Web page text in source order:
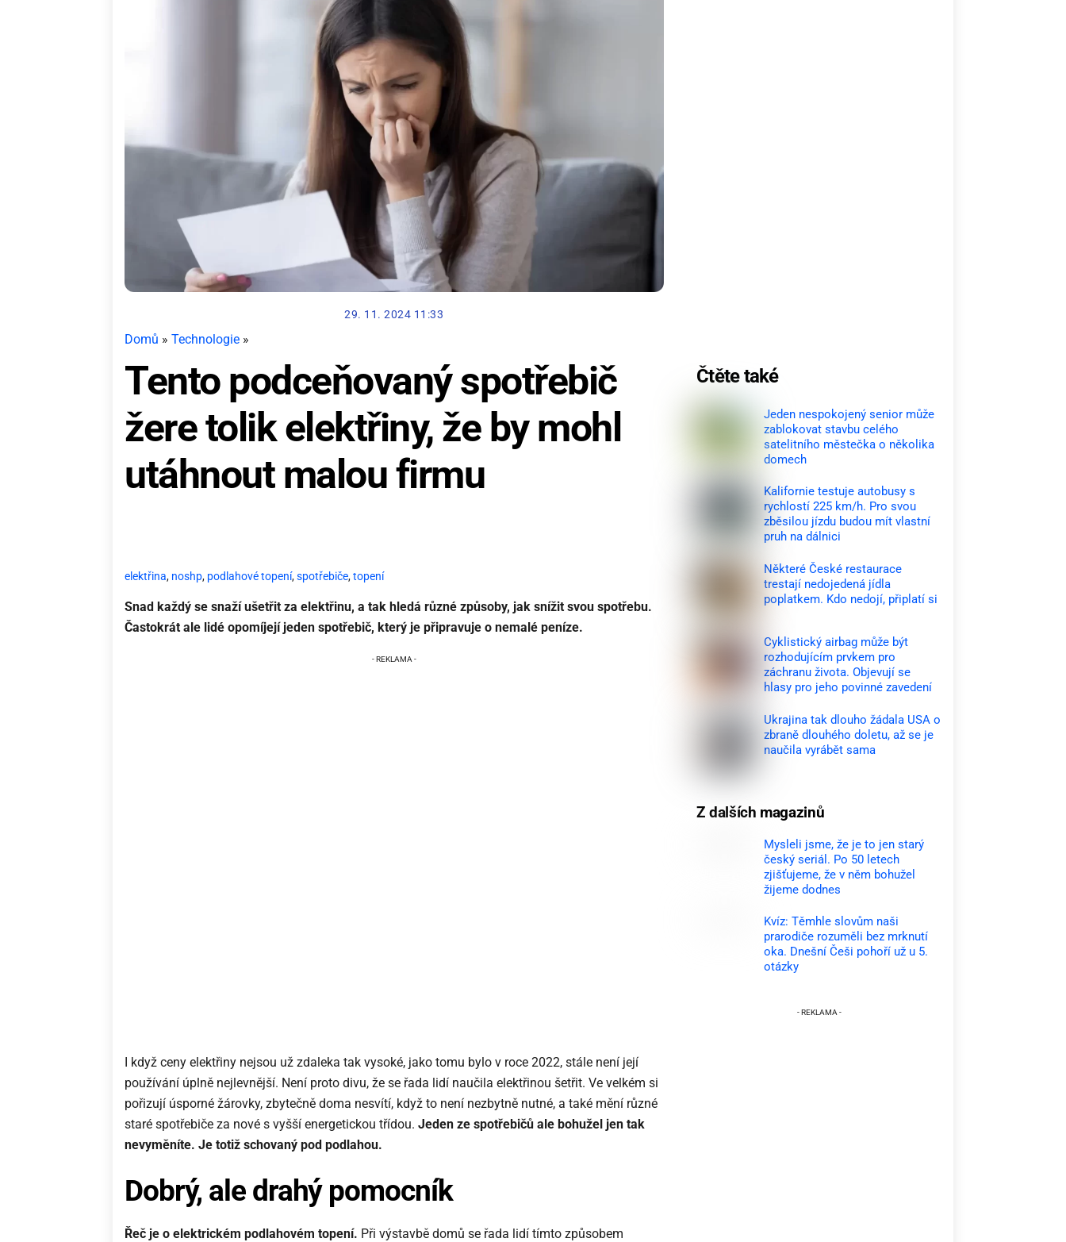
29. 11. 2024 11:33
Domů » Technologie »
Tento podceňovaný spotřebič
žere tolik elektřiny, že by mohl
utáhnout malou firmu
elektřina, noshp, podlahové topení,spotřebiče,topení
Snad každý se snaží ušetřit za elektřinu, a tak hledá různé způsoby, jak snížit svou spotřebu.
Častokrát ale lidé opomíjejí jeden spotřebič, který je připravuje o nemalé peníze.
I když ceny elektřiny nejsou už zdaleka tak vysoké, jako tomu bylo v roce 2022, stále není její
používání úplně nejlevnější. Není proto divu, že se řada lidí naučila elektřinou šetřit. Ve velkém si
pořizují úsporné žárovky, zbytečně doma nesvítí, když to není nezbytně nutné, a také mění různé
staré spotřebiče za nové s vyšší energetickou třídou. Jeden ze spotřebičů ale bohužel jen tak
nevyměníte. Je totiž schovaný pod podlahou.
Dobrý, ale drahý pomocník
Řeč je o elektrickém podlahovém topení. Při výstavbě domů se řada lidí tímto způsobem
Čtěte také
Jeden nespokojený senior může
zablokovat stavbu celého
satelitního městečka o několika
domech
Kalifornie testuje autobusy s
rychlostí 225 km/h. Pro svou
zběsilou jízdu budou mít vlastní
pruh na dálnici
Některé České restaurace
trestají nedojedená jídla
poplatkem. Kdo nedojí, připlatí si
Cyklistický airbag může být
rozhodujícím prvkem pro
záchranu života. Objevují se
hlasy pro jeho povinné zavedení
Ukrajina tak dlouho žádala USA o
zbraně dlouhého doletu, až se je
naučila vyrábět sama
Z dalších magazinů
Mysleli jsme, že je to jen starý
český seriál. Po 50 letech
zjišťujeme, že v něm bohužel
žijeme dodnes
Kvíz: Těmhle slovům naši
prarodiče rozuměli bez mrknutí
oka. Dnešní Češi pohoří už u 5.
otázky